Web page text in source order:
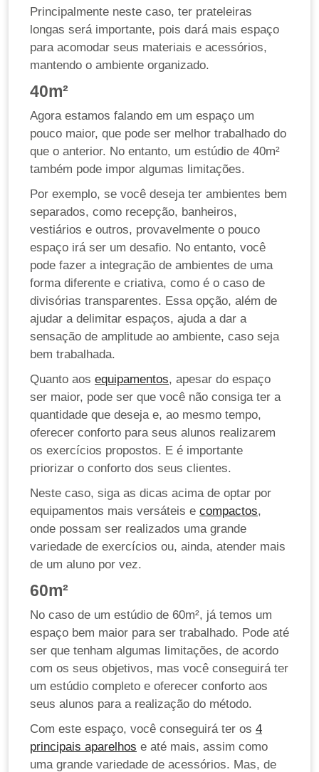
Principalmente neste caso, ter prateleiras
longas será importante, pois dará mais espaço
para acomodar seus materiais e acessórios,
mantendo o ambiente organizado.
40m²
Agora estamos falando em um espaço um
pouco maior, que pode ser melhor trabalhado do
que o anterior. No entanto, um estúdio de 40m²
também pode impor algumas limitações.
Por exemplo, se você deseja ter ambientes bem
separados, como recepção, banheiros,
vestiários e outros, provavelmente o pouco
espaço irá ser um desafio. No entanto, você
pode fazer a integração de ambientes de uma
forma diferente e criativa, como é o caso de
divisórias transparentes. Essa opção, além de
ajudar a delimitar espaços, ajuda a dar a
sensação de amplitude ao ambiente, caso seja
bem trabalhada.
Quanto aos equipamentos, apesar do espaço
ser maior, pode ser que você não consiga ter a
quantidade que deseja e, ao mesmo tempo,
oferecer conforto para seus alunos realizarem
os exercícios propostos. E é importante
priorizar o conforto dos seus clientes.
Neste caso, siga as dicas acima de optar por
equipamentos mais versáteis e compactos,
onde possam ser realizados uma grande
variedade de exercícios ou, ainda, atender mais
de um aluno por vez.
60m²
No caso de um estúdio de 60m², já temos um
espaço bem maior para ser trabalhado. Pode até
ser que tenham algumas limitações, de acordo
com os seus objetivos, mas você conseguirá ter
um estúdio completo e oferecer conforto aos
seus alunos para a realização do método.
Com este espaço, você conseguirá ter os 4
principais aparelhos e até mais, assim como
uma grande variedade de acessórios. Mas, de